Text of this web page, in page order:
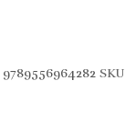
9789556964282